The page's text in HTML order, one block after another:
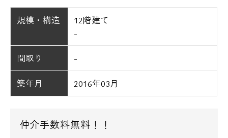
規模・構造
12階建て
-
間取り -
築年月 2016年03月
仲介手数料無料！！